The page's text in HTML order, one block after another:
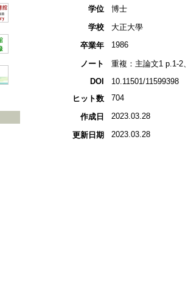
学位
博士
学校
大正大學
卒業年
1986
ノート
重複：主論文1 p.1-2
DOI
10.11501/11599398
ヒット数
704
作成日 2023.03.28
更新日期 2023.03.28